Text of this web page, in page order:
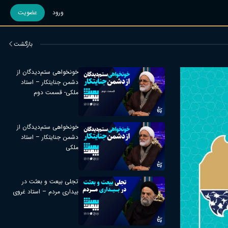
ورود عضویت
بازگشت
خونخواهی ستم‌دیدگان از
دشمن جنایتکار – استاد
ملکی- قسمت دوم
خونخواهی ستم‌دیدگان از
دشمن جنایتکار – استاد
ملکی
تجلی بیعت و بعثت در
بیداری مردم – استاد غروی